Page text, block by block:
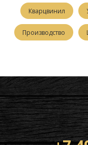
Кварцвинил
Производство